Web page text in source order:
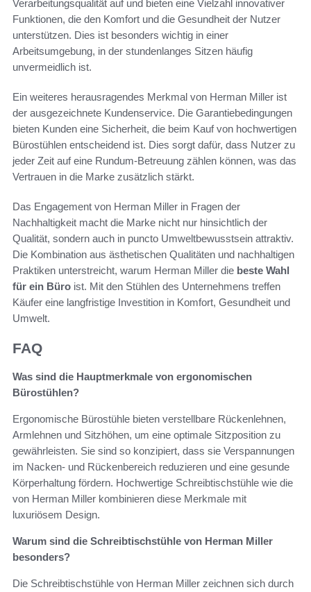
Verarbeitungsqualität auf und bieten eine Vielzahl innovativer
Funktionen, die den Komfort und die Gesundheit der Nutzer
unterstützen. Dies ist besonders wichtig in einer
Arbeitsumgebung, in der stundenlanges Sitzen häufig
unvermeidlich ist.
Ein weiteres herausragendes Merkmal von Herman Miller ist
der ausgezeichnete Kundenservice. Die Garantiebedingungen
bieten Kunden eine Sicherheit, die beim Kauf von hochwertigen
Bürostühlen entscheidend ist. Dies sorgt dafür, dass Nutzer zu
jeder Zeit auf eine Rundum-Betreuung zählen können, was das
Vertrauen in die Marke zusätzlich stärkt.
Das Engagement von Herman Miller in Fragen der
Nachhaltigkeit macht die Marke nicht nur hinsichtlich der
Qualität, sondern auch in puncto Umweltbewusstsein attraktiv.
Die Kombination aus ästhetischen Qualitäten und nachhaltigen
Praktiken unterstreicht, warum Herman Miller die beste Wahl
für ein Büro ist. Mit den Stühlen des Unternehmens treffen
Käufer eine langfristige Investition in Komfort, Gesundheit und
Umwelt.
FAQ
Was sind die Hauptmerkmale von ergonomischen
Bürostühlen?
Ergonomische Bürostühle bieten verstellbare Rückenlehnen,
Armlehnen und Sitzhöhen, um eine optimale Sitzposition zu
gewährleisten. Sie sind so konzipiert, dass sie Verspannungen
im Nacken- und Rückenbereich reduzieren und eine gesunde
Körperhaltung fördern. Hochwertige Schreibtischstühle wie die
von Herman Miller kombinieren diese Merkmale mit
luxuriösem Design.
Warum sind die Schreibtischstühle von Herman Miller
besonders?
Die Schreibtischstühle von Herman Miller zeichnen sich durch